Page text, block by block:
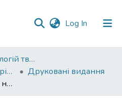
Log In (current)
Факультет технологій тваринництва та продовольства
Кафедра технологій дрібного тваринництва
Друковані видання
Вплив віку у лактаціях на рівень молочної продуктивності корів